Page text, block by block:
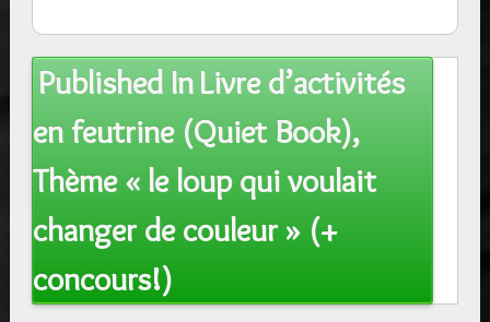
Post
navigation
Published InLivre d’activités
en feutrine (Quiet Book),
Thème « le loup qui voulait
changer de couleur » (+
concours!)